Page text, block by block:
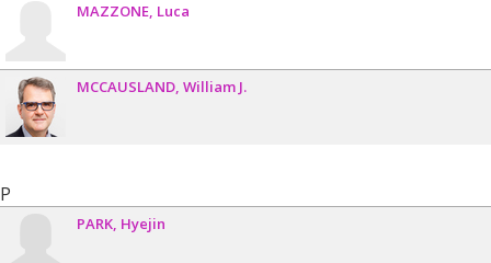
MAZZONE Luca
MCCAUSLAND William J.
P
PARK Hyejin